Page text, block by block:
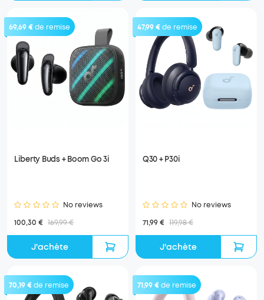
69,69 €de remise
Liberty Buds + Boom Go 3i
No reviews
100,30 € 169,99 €
J'achète
47,99 €de remise
Q30 + P30i
No reviews
71,99 € 119,98 €
J'achète
70,19 €de remise 71,99 €de remise